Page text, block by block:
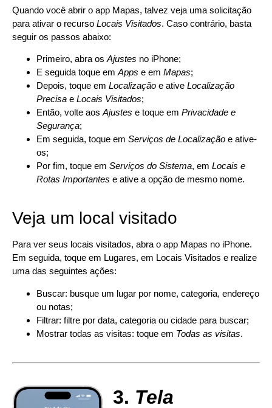
Quando você abrir o app Mapas, talvez veja uma solicitação
para ativar o recurso Locais Visitados. Caso contrário, basta
seguir os passos abaixo:
Primeiro, abra os Ajustes no iPhone;
E seguida toque em Apps e em Mapas;
Depois, toque em Localização e ative Localização
Precisa e Locais Visitados;
Então, volte aos Ajustes e toque em Privacidade e
Segurança;
Em seguida, toque em Serviços de Localização e ative-
os;
Por fim, toque em Serviços do Sistema, em Locais e
Rotas Importantes e ative a opção de mesmo nome.
Veja um local visitado
Para ver seus locais visitados, abra o app Mapas no iPhone.
Em seguida, toque em Lugares, em Locais Visitados e realize
uma das seguintes ações:
Buscar: busque um lugar por nome, categoria, endereço
ou notas;
Filtrar: filtre por data, categoria ou cidade para buscar;
Mostrar todas as visitas: toque em Todas as visitas.
3. Tela